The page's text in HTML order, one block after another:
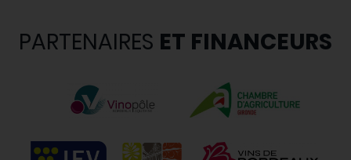
PARTENAIRES ET FINANCEURS